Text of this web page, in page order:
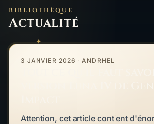
BIBLIOTHÈQUE
Actualité
3 JANVIER 2026 · ANDRHEL
Attention, cet article contient
Tout ce qu’il faut savoir sur la version Luna